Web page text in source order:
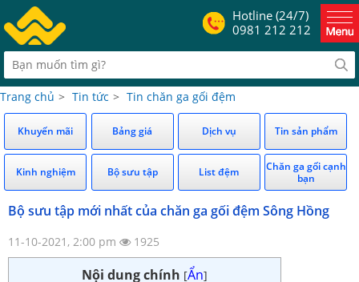
Hotline (24/7)
0981 212 212
Trang chủ > Tin tức > Tin chăn ga gối đệm
Khuyến mãi Bảng giá Dịch vụ Tin sản phẩm
Kinh nghiệm Bộ sưu tập List đệm
Chăn ga gối cạnh
bạn
Bộ sưu tập mới nhất của chăn ga gối đệm Sông Hồng
11-10-2021, 2:00 pm 1925
Nội dung chính [Ẩn]